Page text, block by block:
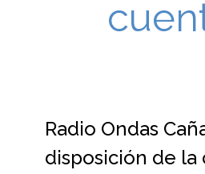
Radio Ondas
disposición de la